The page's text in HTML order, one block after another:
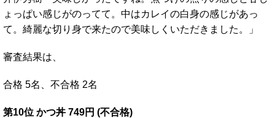
ょっぱい感じがのってて。中はカレイの白身の感じがあっ
て。綺麗な切り身で来たので美味しくいただきました。」
審査結果は、
合格 5名、不合格 2名
第10位 かつ丼 749円 (不合格)